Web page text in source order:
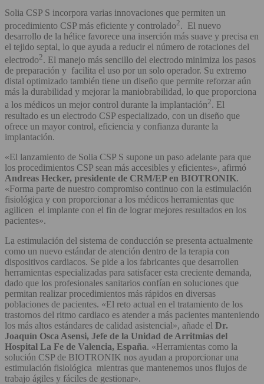
Solia CSP S incorpora varias innovaciones que permiten un
procedimiento CSP más eficiente y controlado2. El nuevo
desarrollo de la hélice favorece una inserción más suave y precisa en
el tejido septal, lo que ayuda a reducir el número de rotaciones del
electrodo2. El manejo más sencillo del electrodo minimiza los pasos
de preparación y facilita el uso por un solo operador. Su extremo
distal optimizado también tiene un diseño que permite reforzar aún
más la durabilidad y mejorar la maniobrabilidad, lo que proporciona
a los médicos un mejor control durante la implantación2. El
resultado es un electrodo CSP especializado, con un diseño que
ofrece un mayor control, eficiencia y confianza durante la
implantación.
«El lanzamiento de Solia CSP S supone un paso adelante para que
los procedimientos CSP sean más accesibles y eficientes», afirmó
Andreas Hecker, presidente de CRM/EP en BIOTRONIK.
«Forma parte de nuestro compromiso continuo con la estimulación
fisiológica y con proporcionar a los médicos herramientas que
agilicen el implante con el fin de lograr mejores resultados en los
pacientes».
La estimulación del sistema de conducción se presenta actualmente
como un nuevo estándar de atención dentro de la terapia con
dispositivos cardiacos. Se pide a los fabricantes que desarrollen
herramientas especializadas para satisfacer esta creciente demanda,
dado que los profesionales sanitarios confían en soluciones que
permitan realizar procedimientos más rápidos en diversas
poblaciones de pacientes. «El reto actual en el tratamiento de los
trastornos del ritmo cardiaco es atender a más pacientes manteniendo
los más altos estándares de calidad asistencial», añade el Dr.
Joaquín Osca Asensi, Jefe de la Unidad de Arritmias del
Hospital La Fe de Valencia, España. «Herramientas como la
solución CSP de BIOTRONIK nos ayudan a proporcionar una
estimulación fisiológica mientras que mantenemos unos flujos de
trabajo ágiles y fáciles de gestionar».